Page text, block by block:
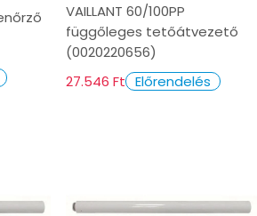
VAILLANT 60/100PP
függőleges tetőátvezető
(0020220656)
27.546 Ft Előrendelés